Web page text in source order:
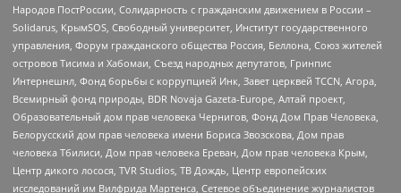
Народов ПостРоссии, Солидарность с гражданским движением в России –
Solidarus, КрымSOS, Свободный университет, Институт государственного
управления, Форум гражданского общества Россия, Беллона, Союз жителей
островов Тисима и Хабомаи, Съезд народных депутатов, Гринпис
Интернешнл, Фонд борьбы с коррупцией Инк, Завет церквей TCCN, Агора,
Всемирный фонд природы, BDR Novaja Gazeta-Europe, Алтай проект,
Образовательный дом прав человека Чернигов, Фонд Дом Прав Человека,
Белорусский дом прав человека имени Бориса Звозскова, Дом прав
человека Тбилиси, Дом прав человека Ереван, Дом прав человека Крым,
Центр дикого лосося, TVR Studios, ТВ Дождь, Центр европейских
исследований им Вилфрида Мартенса, Сетевое объединение журналистов